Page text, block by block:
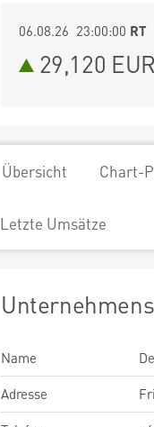
06.08.26 23:00:00 RT
29,120 EUR
Übersicht Chart-
Letzte Umsätze
Name
Adresse